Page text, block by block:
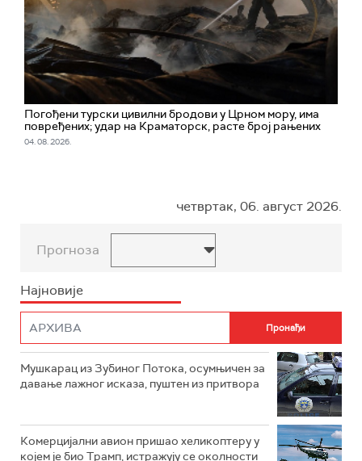
Погођени турски цивилни бродови у Црном мору, има
повређених; удар на Краматорск, расте број рањених
04. 08. 2026.
четвртак, 06. август 2026.
Прогноза
Најновије
Мушкарац из Зубиног Потока, осумњичен за
давање лажног исказа, пуштен из притвора
Комерцијални авион пришао хеликоптеру у
којем је био Трамп, истражују се околности